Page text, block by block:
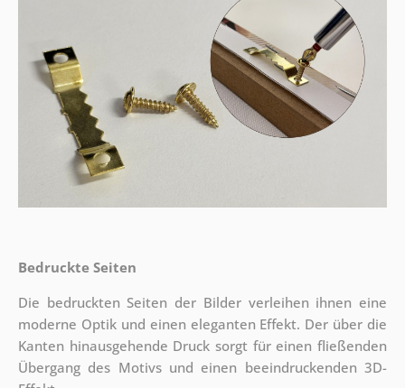
Bedruckte Seiten
Die bedruckten Seiten der Bilder verleihen ihnen eine
moderne Optik und einen eleganten Effekt. Der über die
Kanten hinausgehende Druck sorgt für einen fließenden
Übergang des Motivs und einen beeindruckenden 3D-